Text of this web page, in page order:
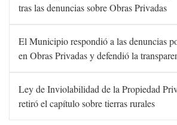
tras las denuncias sobre Obras Privadas
El Municipio respondió a las denuncias
en Obras Privadas y defendió la
Ley de Inviolabilidad de la Propiedad
retiró el capítulo sobre tierras rurales